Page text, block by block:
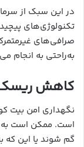
در این سبک از
تکنولوژی‌های
صرافی‌های
به‌راحتی به انجام
کاهش
نگهداری امن بیت
است. ممکن است به